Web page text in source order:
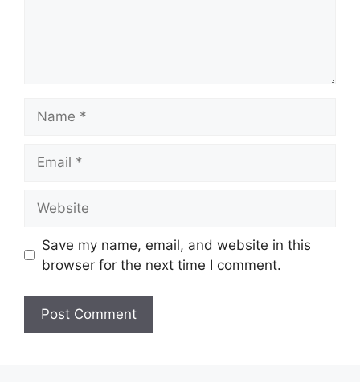
Save my name, email, and website in this
browser for the next time I comment.